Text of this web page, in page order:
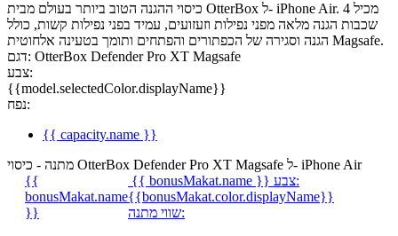
כיסוי ההגנה הטוב ביותר בעולם מבית OtterBox ל- iPhone Air. מכיל 4
שכבות הגנה מלאה מפני נפילות וזעזועים, עמיד בפני נפילות קשות, כולל
הגנה וסגירה של הכפתורים והפתחים ותומך בטעינה אלחוטית Magsafe.
דגם: OtterBox Defender Pro XT Magsafe
צבע:
{{model.selectedColor.displayName}}
נפח:
{{ capacity.name }}
מתנה - כיסוי OtterBox Defender Pro XT Magsafe ל- iPhone Air
{{
bonusMakat.name
}}
{{ bonusMakat.name }}
צבע:
{{bonusMakat.color.displayName}}
שווי מתנה: